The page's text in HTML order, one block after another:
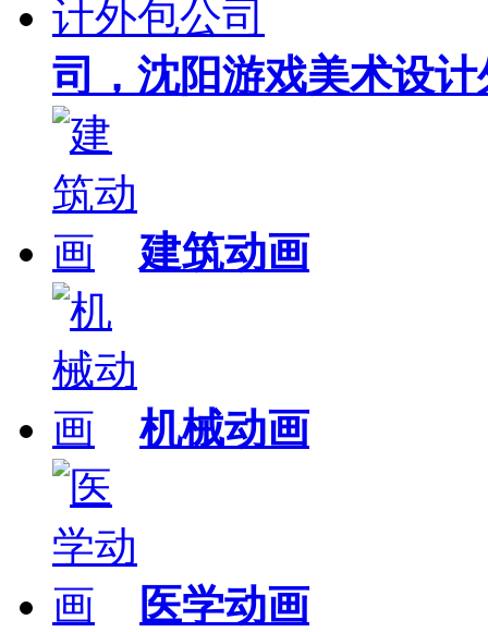
司，沈阳游戏美术设
建筑动画
机械动画
医学动画